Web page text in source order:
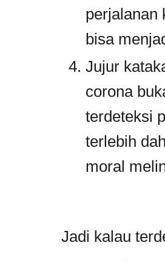
perjalanan
bisa
Jujur
corona
terdeteksi
terlebih
moral
Jadi kalau